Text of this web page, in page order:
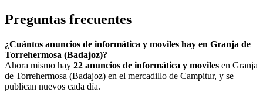
Preguntas frecuentes
¿Cuántos anuncios de informática y moviles hay en Granja de
Torrehermosa (Badajoz)?
Ahora mismo hay 22 anuncios de informática y moviles en Granja
de Torrehermosa (Badajoz) en el mercadillo de Campitur, y se
publican nuevos cada día.